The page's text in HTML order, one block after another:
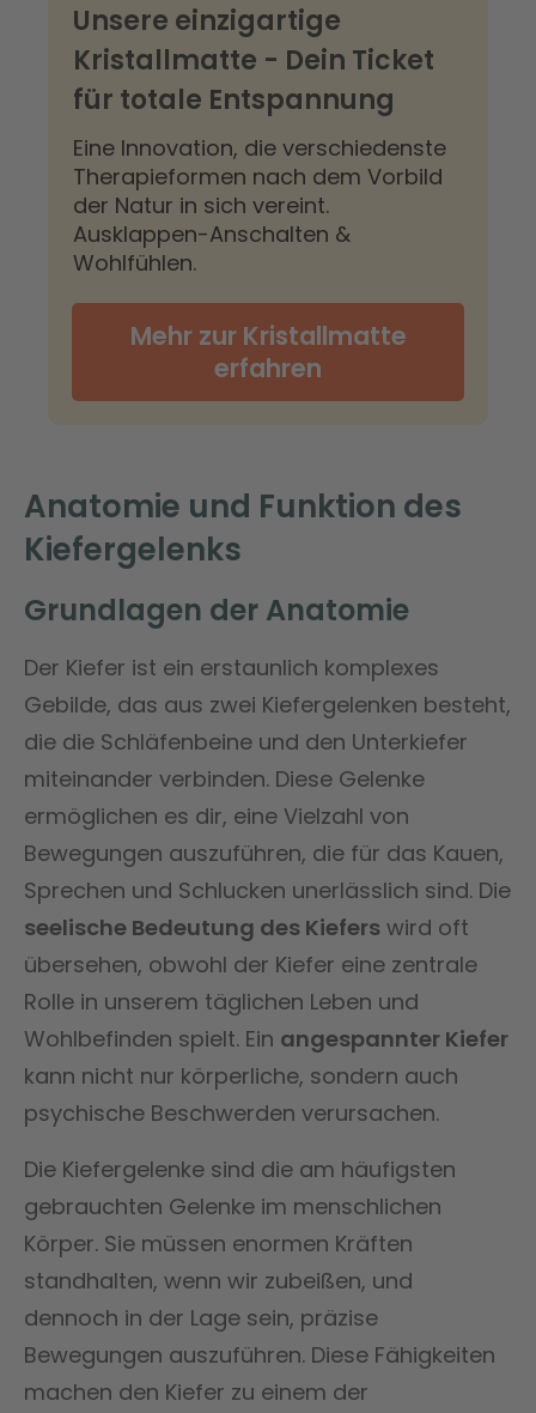
Unsere einzigartige
Kristallmatte - Dein Ticket
für totale Entspannung
Eine Innovation, die verschiedenste
Therapieformen nach dem Vorbild
der Natur in sich vereint.
Ausklappen-Anschalten &
Wohlfühlen.
Mehr zur Kristallmatte
erfahren
Anatomie und Funktion des
Kiefergelenks
Grundlagen der Anatomie
Der Kiefer ist ein erstaunlich komplexes
Gebilde, das aus zwei Kiefergelenken besteht,
die die Schläfenbeine und den Unterkiefer
miteinander verbinden. Diese Gelenke
ermöglichen es dir, eine Vielzahl von
Bewegungen auszuführen, die für das Kauen,
Sprechen und Schlucken unerlässlich sind. Die
seelische Bedeutung des Kiefers wird oft
übersehen, obwohl der Kiefer eine zentrale
Rolle in unserem täglichen Leben und
Wohlbefinden spielt. Ein angespannter Kiefer
kann nicht nur körperliche, sondern auch
psychische Beschwerden verursachen.
Die Kiefergelenke sind die am häufigsten
gebrauchten Gelenke im menschlichen
Körper. Sie müssen enormen Kräften
standhalten, wenn wir zubeißen, und
dennoch in der Lage sein, präzise
Bewegungen auszuführen. Diese Fähigkeiten
machen den Kiefer zu einem der